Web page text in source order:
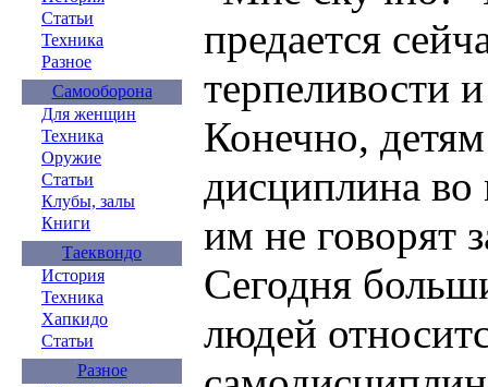
Статьи
Техника
Разное
Самооборона
Для женщин
Техника
Оружие
Статьи
Клубы, залы
Книги
Таеквондо
История
Техника
Хапкидо
Статьи
Разное
предается
терпеливости
Конечно,
дисциплина
им не говорят
Сегодня
людей